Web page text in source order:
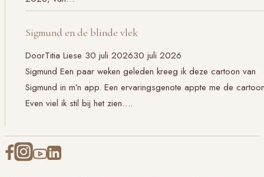
Sigmund en de blinde vlek
DoorTitia Liese 30 juli 202630 juli 2026
Sigmund Een paar weken geleden kreeg ik deze cartoon van
Sigmund in m’n app. Een ervaringsgenote appte me de
Even viel ik stil bij het zien….